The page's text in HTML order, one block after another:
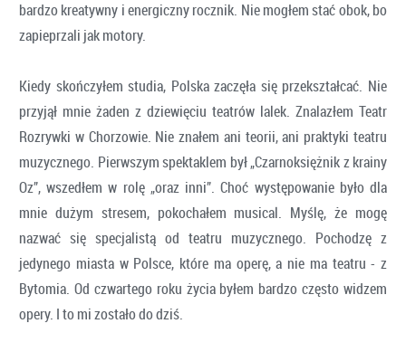
bardzo kreatywny i energiczny rocznik. Nie mogłem stać obok, bo
zapieprzali jak motory.
Kiedy skończyłem studia, Polska zaczęła się przekształcać. Nie
przyjął mnie żaden z dziewięciu teatrów lalek. Znalazłem Teatr
Rozrywki w Chorzowie. Nie znałem ani teorii, ani praktyki teatru
muzycznego. Pierwszym spektaklem był „Czarnoksiężnik z krainy
Oz”, wszedłem w rolę „oraz inni”. Choć występowanie było dla
mnie dużym stresem, pokochałem musical. Myślę, że mogę
nazwać się specjalistą od teatru muzycznego. Pochodzę z
jedynego miasta w Polsce, które ma operę, a nie ma teatru - z
Bytomia. Od czwartego roku życia byłem bardzo często widzem
opery. I to mi zostało do dziś.